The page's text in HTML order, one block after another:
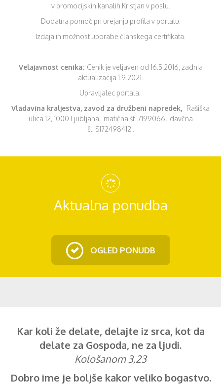
v promocijskih kanalih Kristjan v poslu.
Dodatna pomoč pri urejanju profila v portalu.
Izdaja in možnost uporabe članskega certifikata.
Velajavnost cenika:Cenik je veljaven od 16.5.2016, zadnja
aktualizacija 1.9.2021.
Upravljalec portala:
Vladavina kraljestva, zavod za družbeni napredek, Rašiška
ulica 12, 1000 Ljubljana, matična št. 7199066, davčna
št. SI72498412 .
Aktualna ponudba
OGLED PONUDB
Kar koli že delate, delajte iz srca, kot da
delate za Gospoda, ne za ljudi.
Kološanom 3,23
Dobro ime je boljše kakor veliko bogastvo.